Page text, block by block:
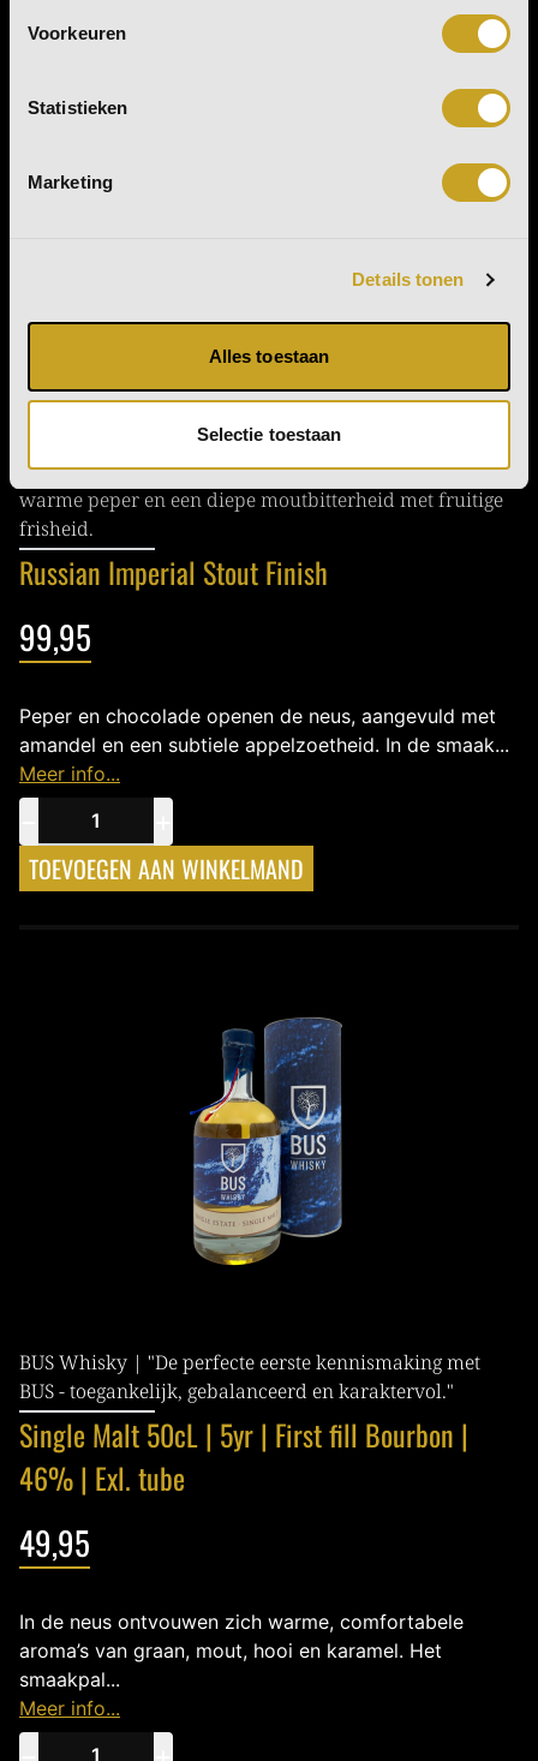
Voorkeuren
Statistieken
Marketing
Details tonen
Alles toestaan
Selectie toestaan
BUS Whisky | Voor liefhebbers van donkere chocolade,
warme peper en een diepe moutbitterheid met fruitige
frisheid.
Russian Imperial Stout Finish
99,95
Peper en chocolade openen de neus, aangevuld met
amandel en een subtiele appelzoetheid. In de smaak...
Meer info...
TOEVOEGEN AAN WINKELMAND
BUS Whisky | "De perfecte eerste kennismaking met
BUS - toegankelijk, gebalanceerd en karaktervol."
Single Malt 50cL | 5yr | First fill Bourbon |
46% | Exl. tube
49,95
In de neus ontvouwen zich warme, comfortabele
aroma’s van graan, mout, hooi en karamel. Het
smaakpal...
Meer info...